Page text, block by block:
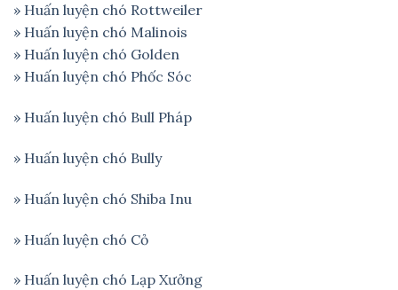
» Huấn luyện chó Rottweiler
» Huấn luyện chó Malinois
» Huấn luyện chó Golden
» Huấn luyện chó Phốc Sóc
» Huấn luyện chó Bull Pháp
» Huấn luyện chó Bully
» Huấn luyện chó Shiba Inu
» Huấn luyện chó Cỏ
» Huấn luyện chó Lạp Xưởng